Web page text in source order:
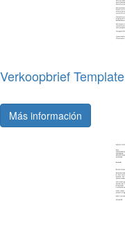
Verkoopbrief Template
Más información